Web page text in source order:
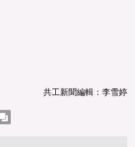
共工新聞編輯：李雪婷